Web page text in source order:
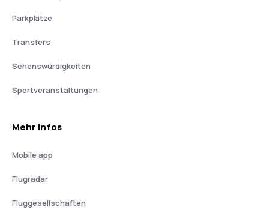
Parkplätze
Transfers
Sehenswürdigkeiten
Sportveranstaltungen
Mehr Infos
Mobile app
Flugradar
Fluggesellschaften